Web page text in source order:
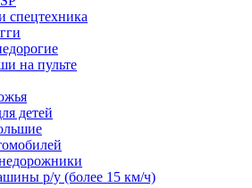
спецтехника
на пульте
детей
р/у (более 15 км/ч)